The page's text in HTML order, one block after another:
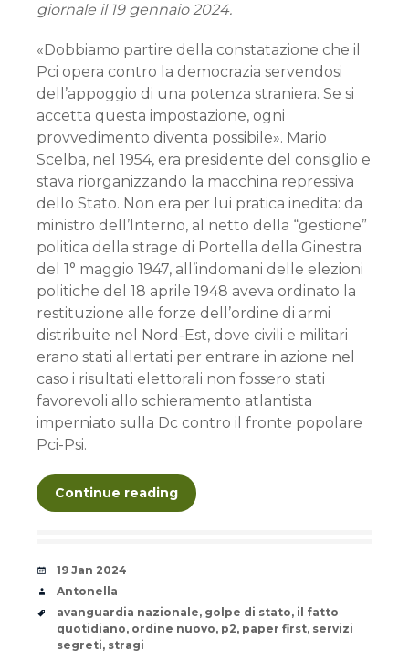
giornale il 19 gennaio 2024.
«Dobbiamo partire della constatazione che il
Pci opera contro la democrazia servendosi
dell’appoggio di una potenza straniera. Se si
accetta questa impostazione, ogni
provvedimento diventa possibile». Mario
Scelba, nel 1954, era presidente del consiglio e
stava riorganizzando la macchina repressiva
dello Stato. Non era per lui pratica inedita: da
ministro dell’Interno, al netto della “gestione”
politica della strage di Portella della Ginestra
del 1° maggio 1947, all’indomani delle elezioni
politiche del 18 aprile 1948 aveva ordinato la
restituzione alle forze dell’ordine di armi
distribuite nel Nord-Est, dove civili e militari
erano stati allertati per entrare in azione nel
caso i risultati elettorali non fossero stati
favorevoli allo schieramento atlantista
imperniato sulla Dc contro il fronte popolare
Pci-Psi.
Continue reading
Date
19 Jan 2024
Author
Antonella
Tags
avanguardia nazionale, golpe di stato, il fatto
quotidiano, ordine nuovo, p2, paper first, servizi
segreti, stragi